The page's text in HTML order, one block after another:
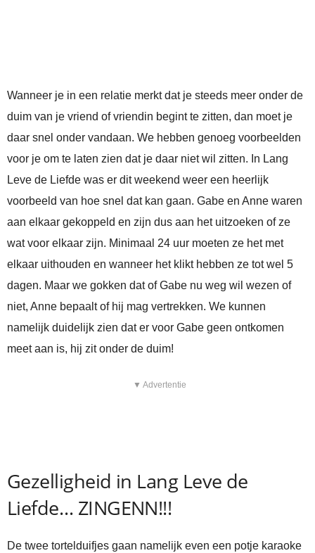
Wanneer je in een relatie merkt dat je steeds meer onder de
duim van je vriend of vriendin begint te zitten, dan moet je
daar snel onder vandaan. We hebben genoeg voorbeelden
voor je om te laten zien dat je daar niet wil zitten. In Lang
Leve de Liefde was er dit weekend weer een heerlijk
voorbeeld van hoe snel dat kan gaan. Gabe en Anne waren
aan elkaar gekoppeld en zijn dus aan het uitzoeken of ze
wat voor elkaar zijn. Minimaal 24 uur moeten ze het met
elkaar uithouden en wanneer het klikt hebben ze tot wel 5
dagen. Maar we gokken dat of Gabe nu weg wil wezen of
niet, Anne bepaalt of hij mag vertrekken. We kunnen
namelijk duidelijk zien dat er voor Gabe geen ontkomen
meet aan is, hij zit onder de duim!
▼ Advertentie
Gezelligheid in Lang Leve de
Liefde… ZINGENN!!!
De twee tortelduifjes gaan namelijk even een potje karaoke